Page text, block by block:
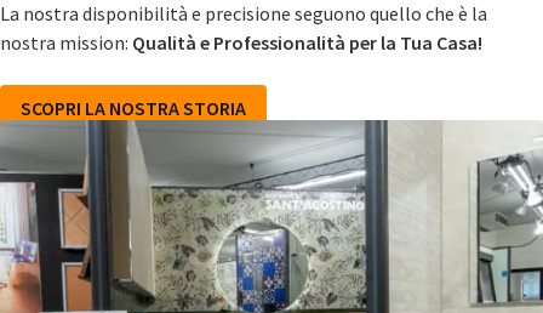
La nostra disponibilità e precisione seguono quello che è la
nostra mission: Qualità e Professionalità per la Tua Casa!
SCOPRI LA NOSTRA STORIA